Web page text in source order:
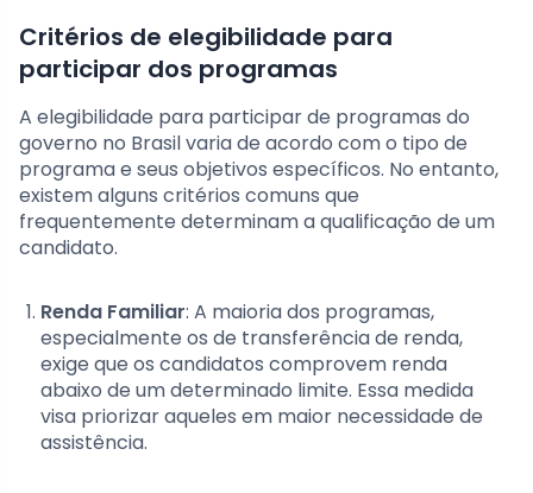
Critérios de elegibilidade para
participar dos programas
A elegibilidade para participar de programas do
governo no Brasil varia de acordo com o tipo de
programa e seus objetivos específicos. No entanto,
existem alguns critérios comuns que
frequentemente determinam a qualificação de um
candidato.
Renda Familiar: A maioria dos programas,
especialmente os de transferência de renda,
exige que os candidatos comprovem renda
abaixo de um determinado limite. Essa medida
visa priorizar aqueles em maior necessidade de
assistência.